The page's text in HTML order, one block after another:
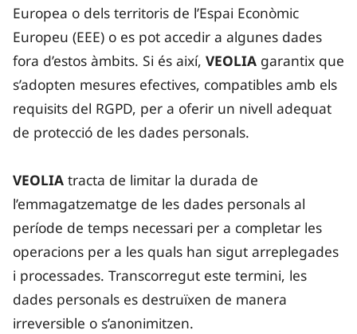
Europea o dels territoris de l’Espai Econòmic
Europeu (EEE) o es pot accedir a algunes dades
fora d’estos àmbits. Si és així, VEOLIA garantix que
s’adopten mesures efectives, compatibles amb els
requisits del RGPD, per a oferir un nivell adequat
de protecció de les dades personals.
VEOLIA tracta de limitar la durada de
l’emmagatzematge de les dades personals al
període de temps necessari per a completar les
operacions per a les quals han sigut arreplegades
i processades. Transcorregut este termini, les
dades personals es destruïxen de manera
irreversible o s’anonimitzen.